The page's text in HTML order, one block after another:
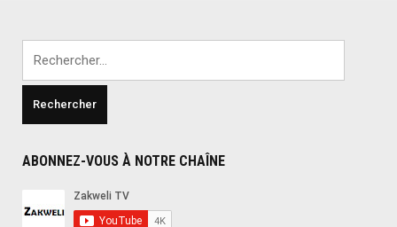
ABONNEZ-VOUS À NOTRE CHAÎNE